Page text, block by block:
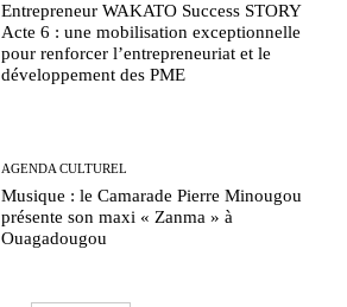
Entrepreneur WAKATO Success STORY
Acte 6 : une mobilisation exceptionnelle
pour renforcer l’entrepreneuriat et le
développement des PME
AGENDA CULTUREL
Musique : le Camarade Pierre Minougou
présente son maxi « Zanma » à
Ouagadougou